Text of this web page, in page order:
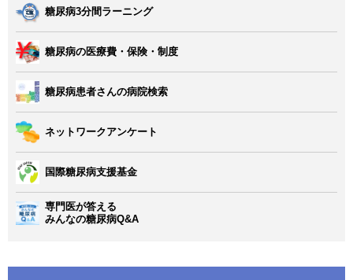
糖尿病3分間ラーニング
糖尿病の医療費・保険・制度
糖尿病患者さんの病院検索
ネットワークアンケート
国際糖尿病支援基金
専門医が答える
みんなの糖尿病Q&A